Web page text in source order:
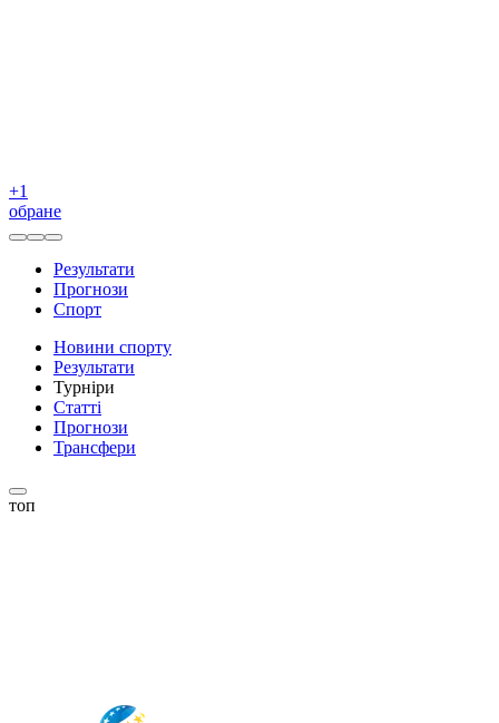
+1
обране
Результати
Прогнози
Спорт
Новини спорту
Результати
Турніри
Статті
Прогнози
Трансфери
топ